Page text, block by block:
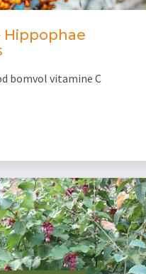
Hippophae
bomvol vitamine C